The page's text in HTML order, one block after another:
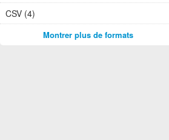
CSV (4)
Montrer plus de formats